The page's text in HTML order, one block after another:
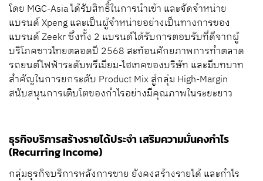
โดย MGC-Asia ได้รับสิทธิ์ในการนำเข้า และจัดจำหน่าย
แบรนด์ Xpeng และเป็นผู้จำหน่ายอย่างเป็นทางการของ
แบรนด์ Zeekr ซึ่งทั้ง 2 แบรนด์ได้รับการตอบรับที่ดีจากผู้
บริโภคชาวไทยตลอดปี 2568 สะท้อนศักยภาพการทำตลาด
รถยนต์ไฟฟ้าระดับพรีเมียม-ไฮเทคของบริษัท และมีบทบาท
สำคัญในการยกระดับ Product Mix สู่กลุ่ม High-Margin
สนับสนุนการเติบโตของกำไรอย่างมีคุณภาพในระยะยาว
ธุรกิจบริการสร้างรายได้ประจำ เสริมความมั่นคงกำไร
(Recurring Income)
กลุ่มธุรกิจบริการหลังการขาย ยังคงสร้างรายได้ และกำไร